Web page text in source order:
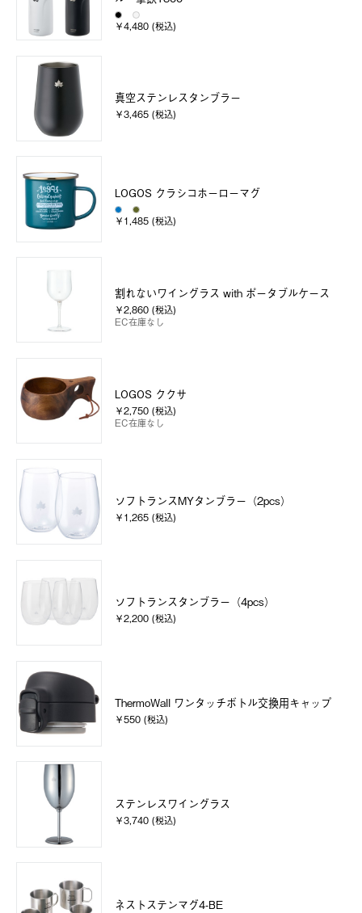
￥4,480 (税込)
真空ステンレスタンブラー
￥3,465 (税込)
LOGOS クラシコホーローマグ
￥1,485 (税込)
割れないワイングラス with ポータブルケース
￥2,860 (税込)
EC在庫なし
LOGOS ククサ
￥2,750 (税込)
EC在庫なし
ソフトランスMYタンブラー（2pcs）
￥1,265 (税込)
ソフトランスタンブラー（4pcs）
￥2,200 (税込)
ThermoWall ワンタッチボトル交換用キャップ
￥550 (税込)
ステンレスワイングラス
￥3,740 (税込)
ネストステンマグ4-BE